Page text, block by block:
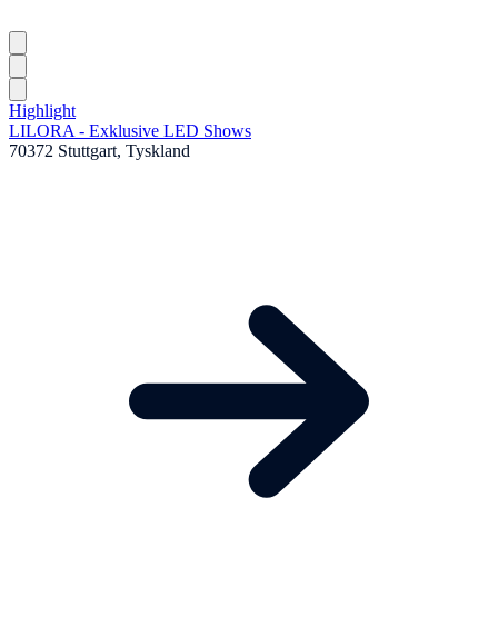
Highlight
LILORA - Exklusive LED Shows
70372 Stuttgart, Tyskland